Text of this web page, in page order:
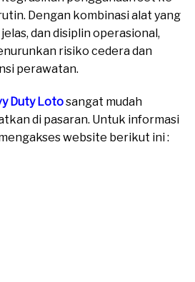
Dengan kombinasi alat yang
dan disiplin operasional,
risiko cedera dan
perawatan.
Duty Lotosangat mudah
di pasaran. Untuk informasi
website berikut ini :